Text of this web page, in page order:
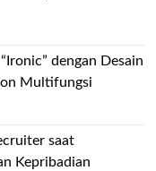
dengan Desain
Multifungsi
saat
Kepribadian